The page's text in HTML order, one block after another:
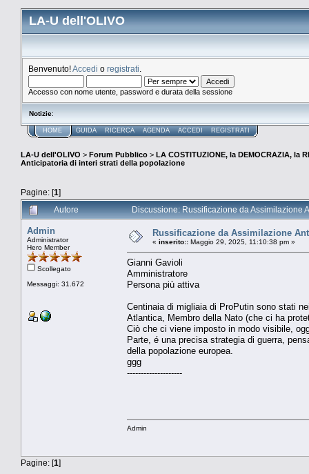
LA-U dell'OLIVO
Benvenuto!Accedi o registrati
Accesso con nome utente, password e durata della sessione
Notizie:
HOME GUIDA RICERCA AGENDA ACCEDI REGISTRATI
LA-U dell'OLIVO > Forum Pubblico > LA COSTITUZIONE, la DEMOCRAZIA, la
Anticipatoria di interi strati della popolazione
Pagine: [1]
Autore
Discussione: Russificazione da Assimilazione
Admin
Administrator
Hero Member
Scollegato
Messaggi: 31.672
Russificazione da Assimilazione
« inserito:: Maggio 29, 2025, 11:10:38 pm »
Gianni Gavioli
Amministratore
Persona più attiva
Centinaia di migliaia di ProPutin sono stati
Atlantica, Membro della Nato (che ci ha
Ciò che ci viene imposto in modo visibile,
Parte, é una precisa strategia di guerra,
della popolazione europea.
ggg
--------------------
Admin
Pagine: [1]